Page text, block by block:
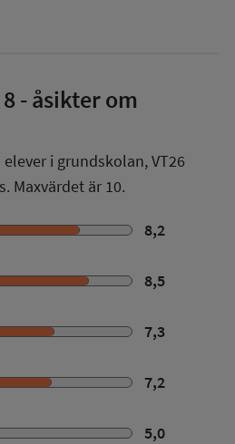
- åsikter om
elever i grundskolan,VT26
Maxvärdet är 10.
8,2
8,5
7,3
7,2
5,0